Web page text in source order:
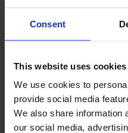
Consent
This website uses cookies
We use cookies to
provide social media
We also share information
our social media,
やや打ち下ろし。グリーン
ドしている3つのバンカー